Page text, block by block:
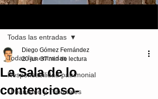
Todas las entradas
Responsabilidad patrimonial
Urbanismo y Tribunales
Todas las entradas
La Sala de lo
contencioso-
Diego Gómez Fernández
20 jun 37 min de lectura